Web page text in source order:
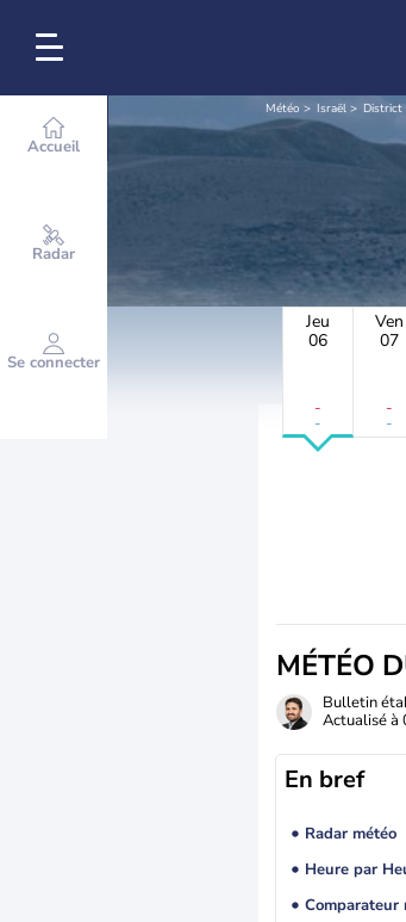
Accueil
Radar
Se connecter
Météo Israël District
Jeu
06
-
-
Ven
07
-
-
MÉTÉO
Bulletin
Actualisé à
En bref
Radar météo
Heure par
Comparateur